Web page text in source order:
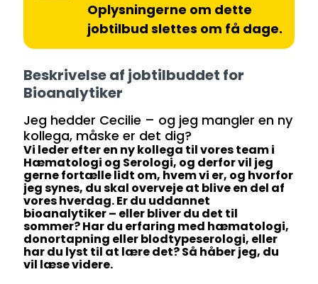
Oplysningerne om dette
jobtilbud slettes om få dage.
Beskrivelse af jobtilbuddet for
Bioanalytiker
Jeg hedder Cecilie – og jeg mangler en ny
kollega, måske er det dig?
Vi leder efter en ny kollega til vores team i
Hæmatologi og Serologi, og derfor vil jeg
gerne fortælle lidt om, hvem vi er, og hvorfor
jeg synes, du skal overveje at blive en del af
vores hverdag. Er du uddannet
bioanalytiker – eller bliver du det til
sommer? Har du erfaring med hæmatologi,
donortapning eller blodtypeserologi, eller
har du lyst til at lære det? Så håber jeg, du
vil læse videre.